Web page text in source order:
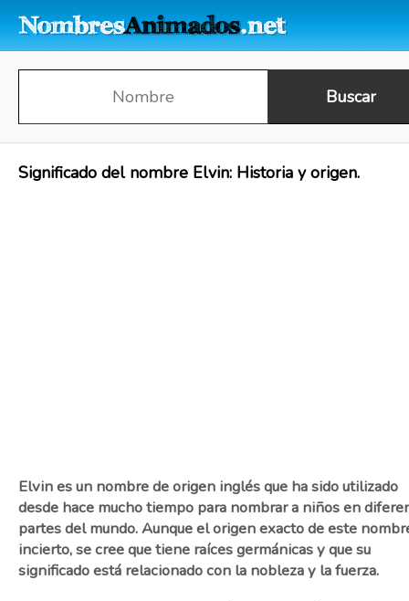
Significado del nombre Elvin: Historia y origen.
Elvin es un nombre de origen inglés que ha sido utilizado
desde hace mucho tiempo para nombrar a niños en
partes del mundo. Aunque el origen exacto de este
incierto, se cree que tiene raíces germánicas y que su
significado está relacionado con la nobleza y la fuerza.